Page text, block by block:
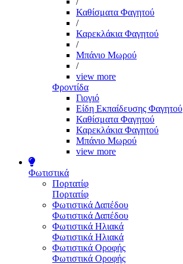
Καθίσματα Φαγητού
/
Καρεκλάκια Φαγητού
/
Μπάνιο Μωρού
/
view more
Φροντίδα
Γιογιό
Είδη Εκπαίδευσης Φαγητού
Καθίσματα Φαγητού
Καρεκλάκια Φαγητού
Μπάνιο Μωρού
view more
Φωτιστικά
Πορτατίφ
Πορτατίφ
Φωτιστικά Δαπέδου
Φωτιστικά Δαπέδου
Φωτιστικά Ηλιακά
Φωτιστικά Ηλιακά
Φωτιστικά Οροφής
Φωτιστικά Οροφής